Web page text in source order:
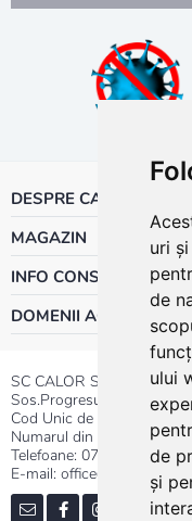
uri
de
ului
de
și
DESPRE CALOR
MAGAZIN
INFO CONSUMATOR
DOMENII ACTIVITATE
SC CALOR SRL
Sos.Progresului nr.30-40,
Cod Unic de Inregistrare:
Numarul din Registrul
Telefoane: 0737.23.44.44|
E-mail: office@calor.ro